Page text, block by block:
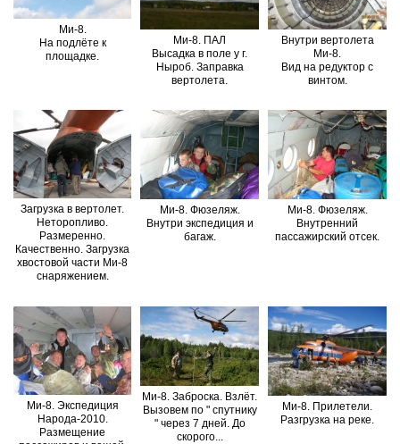
Ми-8.
На подлёте к
площадке.
Ми-8. ПАЛ
Высадка в поле у г.
Ныроб. Заправка
вертолета.
Внутри вертолета
Ми-8.
Вид на редуктор с
винтом.
Загрузка в вертолет.
Неторопливо.
Размеренно.
Качественно. Загрузка
хвостовой части Ми-8
снаряжением.
Ми-8. Фюзеляж.
Внутри экспедиция и
багаж.
Ми-8. Фюзеляж.
Внутренний
пассажирский отсек.
Ми-8. Экспедиция
Народа-2010.
Размещение
Ми-8. Заброска. Взлёт.
Вызовем по " спутнику
" через 7 дней. До
скорого...
Ми-8. Прилетели.
Разгрузка на реке.